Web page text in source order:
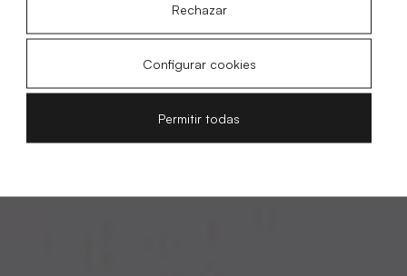
Rechazar
Configurar cookies
Permitir todas